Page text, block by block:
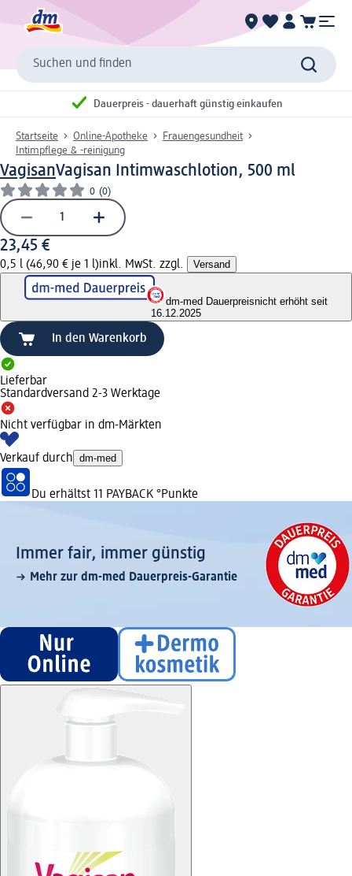
Suchen und finden
Dauerpreis - dauerhaft günstig einkaufen
Startseite Online-Apotheke
Frauengesundheit
Intimpflege & -reinigung
VagisanVagisan Intimwaschlotion, 500 ml
0 (0)
23,45 €
0,5 l (46,90 € je 1 l)inkl. MwSt. zzgl. Versand
dm-med Dauerpreisnicht erhöht seit
16.12.2025
In den Warenkorb
Lieferbar
Standardversand 2-3 Werktage
Nicht verfügbar in dm-Märkten
Verkauf durch dm-med
Du erhältst 11 PAYBACK °Punkte
Immer fair,­ immer günstig
Mehr zur dm-med Dauerpreis-Garantie